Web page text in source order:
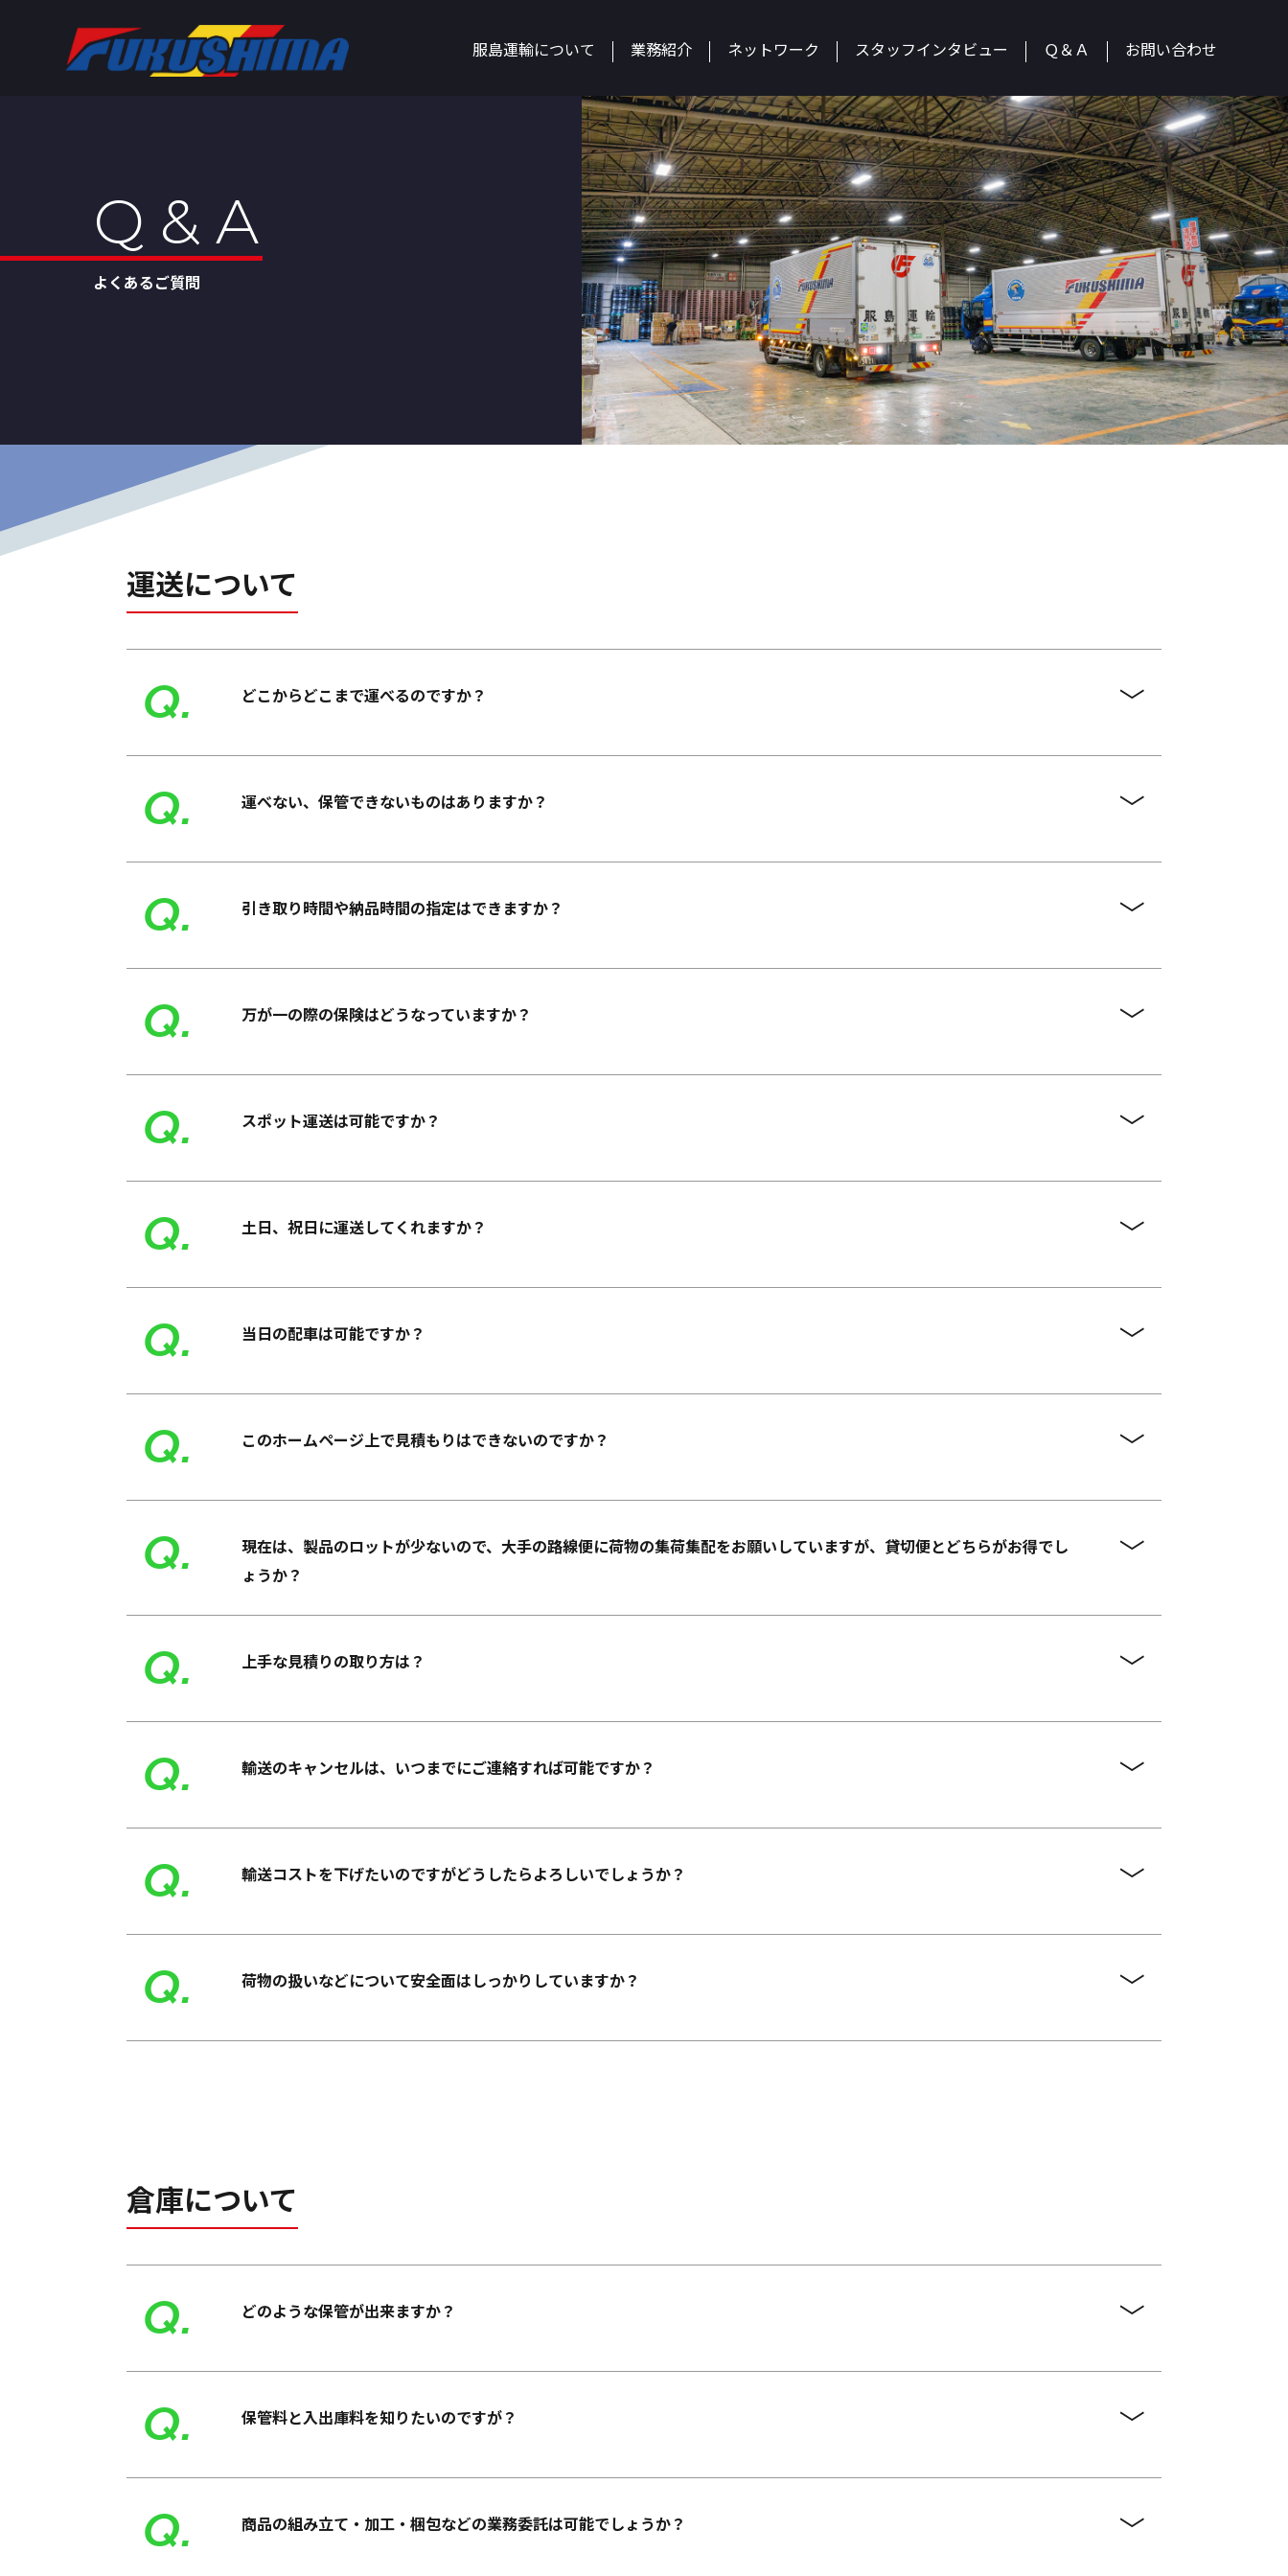
服島運輸について 業務紹介 ネットワーク スタッフインタビュー Ｑ＆Ａ お問い合わせ
Q & A
よくあるご質問
運送について
Q. どこからどこまで運べるのですか？
Q. 運べない、保管できないものはありますか？
Q. 引き取り時間や納品時間の指定はできますか？
Q. 万が一の際の保険はどうなっていますか？
Q. スポット運送は可能ですか？
Q. 土日、祝日に運送してくれますか？
Q. 当日の配車は可能ですか？
Q. このホームページ上で見積もりはできないのですか？
Q.
現在は、製品のロットが少ないので、大手の路線便に荷物の集荷集配をお願いしていますが、貸切便とどちらがお得でし
ょうか？
Q. 上手な見積りの取り方は？
Q. 輸送のキャンセルは、いつまでにご連絡すれば可能ですか？
Q. 輸送コストを下げたいのですがどうしたらよろしいでしょうか？
Q. 荷物の扱いなどについて安全面はしっかりしていますか？
倉庫について
Q. どのような保管が出来ますか？
Q. 保管料と入出庫料を知りたいのですが？
Q. 商品の組み立て・加工・梱包などの業務委託は可能でしょうか？